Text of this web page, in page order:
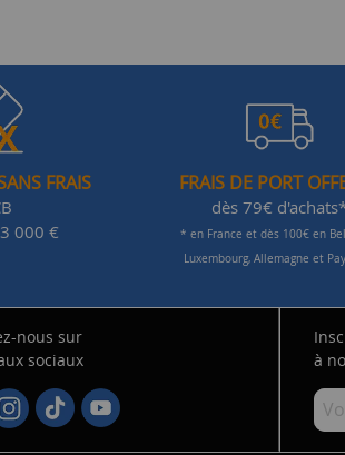
FRAIS
000 €
FRAIS DE PORT
dès 79€
* en France et dès 100€ en
Luxembourg, Allemagne et
nous sur
sociaux
à